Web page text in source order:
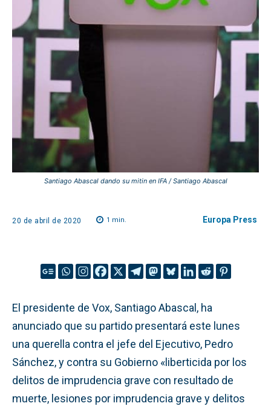
Santiago Abascal dando su mitin en IFA / Santiago Abascal
20 de abril de 2020 1 min. Europa Press
El presidente de Vox, Santiago Abascal, ha
anunciado que su partido presentará este lunes
una querella contra el jefe del Ejecutivo, Pedro
Sánchez, y contra su Gobierno «liberticida por los
delitos de imprudencia grave con resultado de
muerte, lesiones por imprudencia grave y delitos